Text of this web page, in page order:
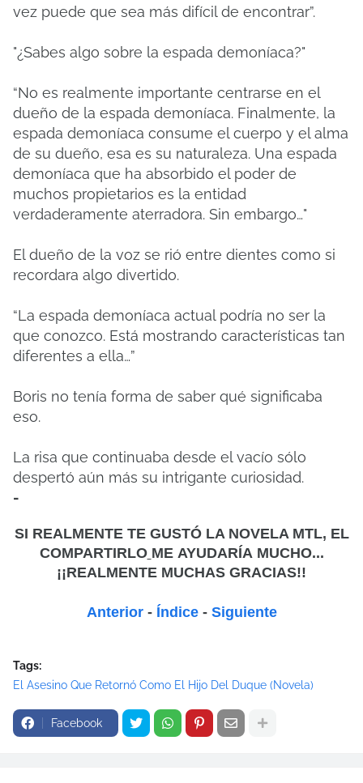
vez puede que sea más difícil de encontrar”.
"¿Sabes algo sobre la espada demoníaca?"
“No es realmente importante centrarse en el
dueño de la espada demoníaca. Finalmente, la
espada demoníaca consume el cuerpo y el alma
de su dueño, esa es su naturaleza. Una espada
demoníaca que ha absorbido el poder de
muchos propietarios es la entidad
verdaderamente aterradora. Sin embargo…"
El dueño de la voz se rió entre dientes como si
recordara algo divertido.
“La espada demoníaca actual podría no ser la
que conozco. Está mostrando características tan
diferentes a ella…”
Boris no tenía forma de saber qué significaba
eso.
La risa que continuaba desde el vacío sólo
despertó aún más su intrigante curiosidad.
-
SI REALMENTE TE GUSTÓ LA NOVELA MTL, EL
COMPARTIRLO ME AYUDARÍA MUCHO...
¡¡REALMENTE MUCHAS GRACIAS!!
Anterior - Índice - Siguiente
Tags:
El Asesino Que Retornó Como El Hijo Del Duque (Novela)
Facebook